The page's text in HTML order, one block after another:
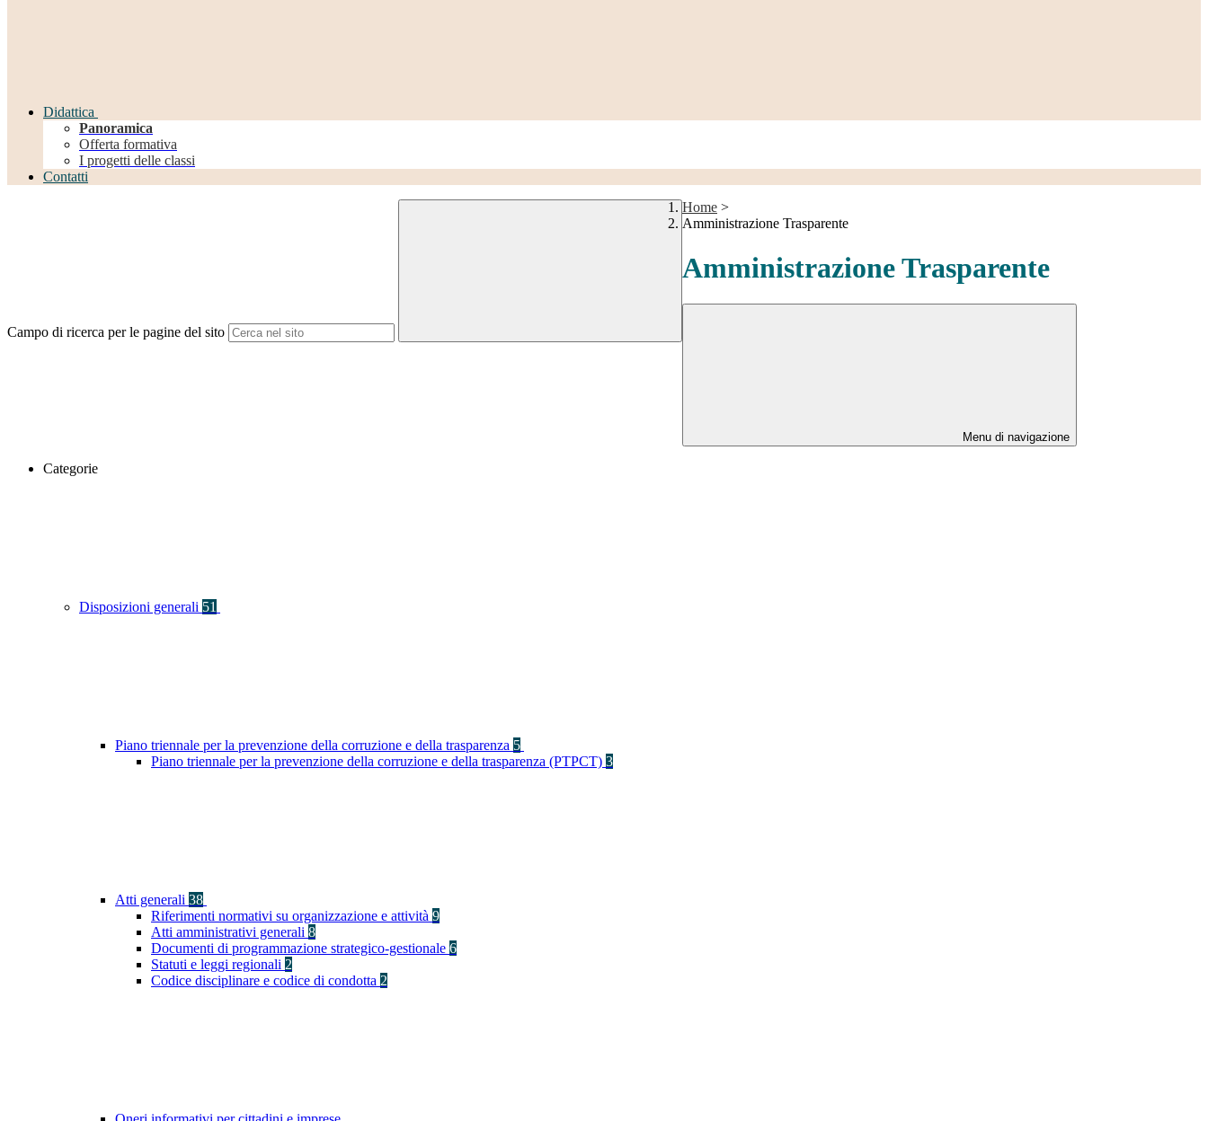
Didattica
Panoramica
Offerta formativa
I progetti delle classi
Contatti
Campo di ricerca per le pagine del sito
Home >
Amministrazione Trasparente
Amministrazione Trasparente
Menu di navigazione
Categorie
Disposizioni generali 51
Piano triennale per la prevenzione della corruzione e della trasparenza 5
Piano triennale per la prevenzione della corruzione e della trasparenza (PTPCT) 3
Atti generali 38
Riferimenti normativi su organizzazione e attività 9
Atti amministrativi generali 8
Documenti di programmazione strategico-gestionale 6
Statuti e leggi regionali 2
Codice disciplinare e codice di condotta 2